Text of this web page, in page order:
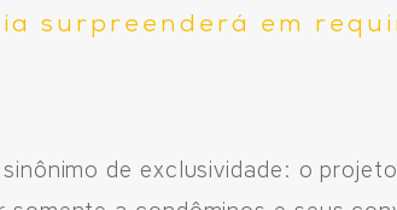
surpreenderá em
de exclusividade: o